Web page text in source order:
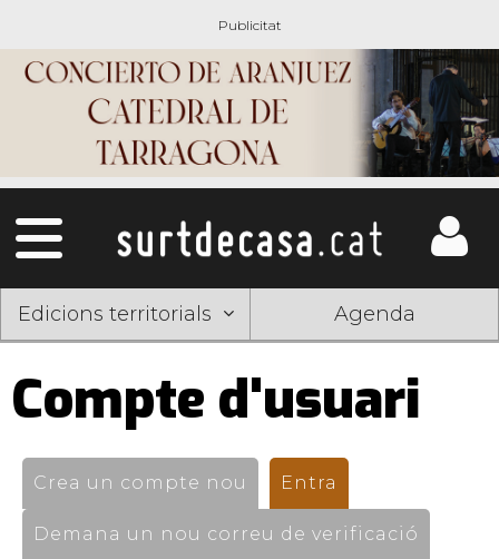
Edicions territorials Agenda
Compte d'usuari
Pestanyes
primàries
Crea un compte nou Entra
Demana un nou correu de verificació